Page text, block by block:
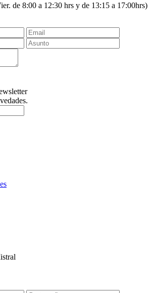
de 8:00 a 12:30 hrs y de 13:15 a 17:00hrs)